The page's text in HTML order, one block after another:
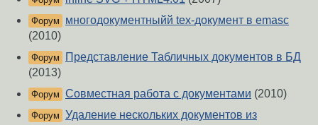
Форум
многодокументныйй tex-документ в emasc
(2010)
Форум
Представление Табличных документов в БД
(2013)
Форум Совместная работа с документами (2010)
Форум Удаление нескольких документов из